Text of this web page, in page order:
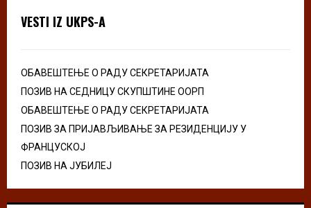
VESTI IZ UKPS-A
ОБАВЕШТЕЊЕ О РАДУ СЕКРЕТАРИЈАТА
ПОЗИВ НА СЕДНИЦУ СКУПШТИНЕ ООРП
ОБАВЕШТЕЊЕ О РАДУ СЕКРЕТАРИЈАТА
ПОЗИВ ЗА ПРИЈАВЉИВАЊЕ ЗА РЕЗИДЕНЦИЈУ У
ФРАНЦУСКОЈ
ПОЗИВ НА ЈУБИЛЕЈ